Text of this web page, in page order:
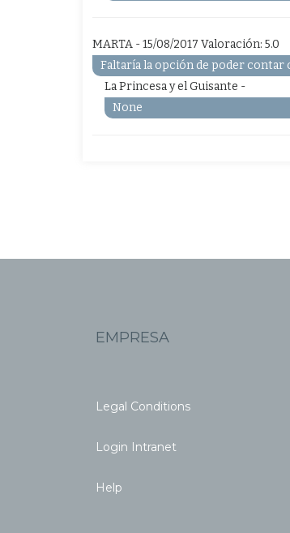
MARTA - 15/08/2017 Valoración: 5.0
Faltaría la opción de poder contar
La Princesa y el Guisante -
None
EMPRESA
Legal Conditions
Login Intranet
Help